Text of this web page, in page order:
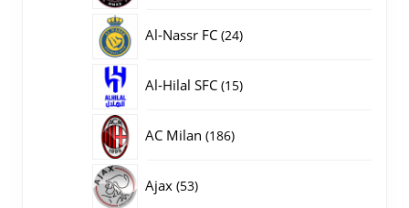
Al-Nassr FC 2424
Al-Hilal SFC 1515
AC Milan 186186
Ajax 5353